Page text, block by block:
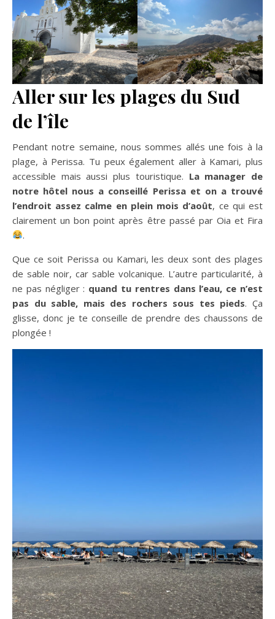
Aller sur les plages du Sud
de l’île
Pendant notre semaine, nous sommes allés une fois à la
plage, à Perissa. Tu peux également aller à Kamari, plus
accessible mais aussi plus touristique. La manager de
notre hôtel nous a conseillé Perissa et on a trouvé
l’endroit assez calme en plein mois d’août, ce qui est
clairement un bon point après être passé par Oia et Fira
.
Que ce soit Perissa ou Kamari, les deux sont des plages
de sable noir, car sable volcanique. L’autre particularité, à
ne pas négliger : quand tu rentres dans l’eau, ce n’est
pas du sable, mais des rochers sous tes pieds. Ça
glisse, donc je te conseille de prendre des chaussons de
plongée !